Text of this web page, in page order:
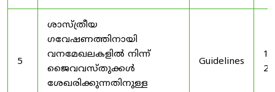
5
ശാസ്ത്രീയ
ഗവേഷണത്തിനായി
വനമേഖലകളിൽ നിന്ന്
ജൈവവസ്തുക്കൾ
ശേഖരിക്കുന്നതിനുള്ള
Guidelines